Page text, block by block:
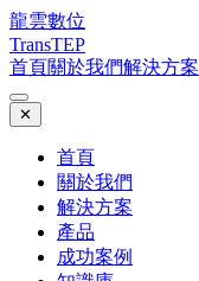
龍雲數位
TransTEP
首頁關於我們解決方案
✕
首頁
關於我們
解決方案
產品
成功案例